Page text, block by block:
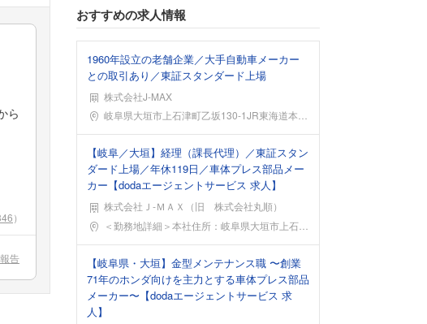
ら
）
告
おすすめの求人情報
1960年設立の老舗企業／大手自動車メーカー
との取引あり／東証スタンダード上場
株式会社J-MAX
勤務地岐阜県大垣市上石津町乙坂130-1JR東海道本線「
【岐阜／大垣】経理（課長代理）／東証スタン
ダード上場／年休119日／車体プレス部品メー
カー【dodaエージェントサービス 求人】
株式会社Ｊ‐ＭＡＸ（旧 株式会社丸順）
勤務地＜勤務地詳細＞本社住所：岐阜県大垣市上石津町乙坂1
【岐阜県・大垣】金型メンテナンス職 〜創業
71年のホンダ向けを主力とする車体プレス部品
メーカー〜【dodaエージェントサービス 求
人】